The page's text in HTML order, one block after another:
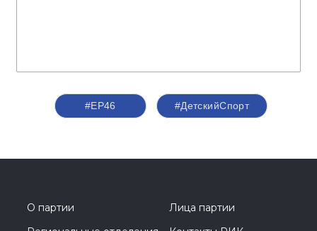
#ЕР46 #ДетскийСпорт
О партии
Лица партии